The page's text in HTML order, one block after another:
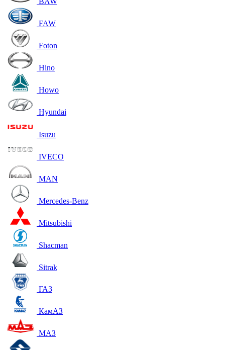
FAW
Foton
Hino
Howo
Hyundai
Isuzu
IVECO
MAN
Mercedes-Benz
Mitsubishi
Shacman
Sitrak
ГАЗ
КамАЗ
МАЗ